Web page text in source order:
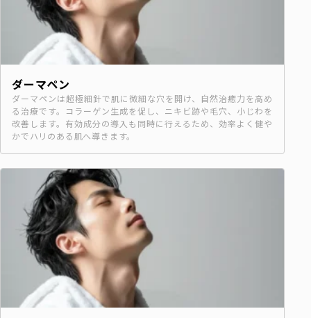
ダーマペン
ダーマペンは超極細針で肌に微細な穴を開け、自然治癒力を高め
る治療です。コラーゲン生成を促し、ニキビ跡や毛穴、小じわを
改善します。有効成分の導入も同時に行えるため、効率よく健や
かでハリのある肌へ導きます。